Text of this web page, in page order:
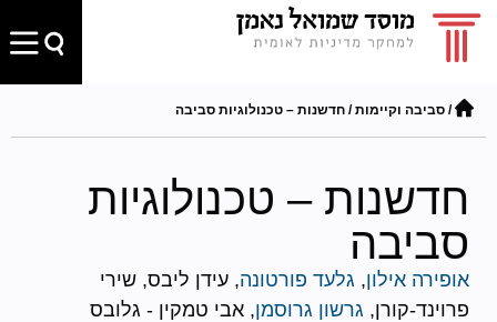
/ סביבה וקיימות/ חדשנות – טכנולוגיות סביבה
חדשנות – טכנולוגיות
סביבה
אופירה אילון, גלעד פורטונה, עידן ליבס, שירי
פרוינד-קורן, גרשון גרוסמן, אבי טמקין - גלובס